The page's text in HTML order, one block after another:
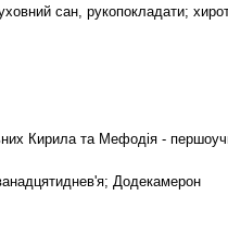
сан, рукопокладати;
Кирила та Мефодія -
Додекамерон